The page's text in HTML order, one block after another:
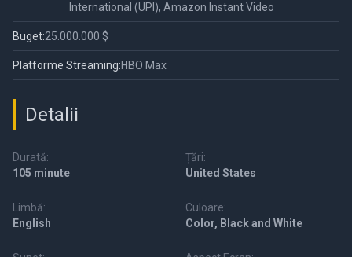
International (UPI), Amazon Instant Video
Buget:25.000.000 $
Platforme Streaming:HBO Max
Detalii
Durată:
105 minute
Țări:
United States
Limbă:
English
Culoare:
Color, Black and White